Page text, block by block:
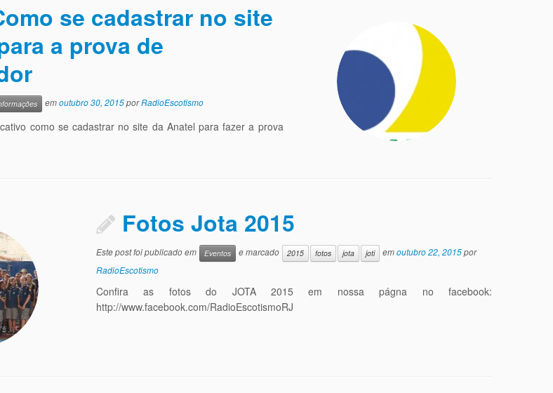
se cadastrar no site
a prova de
emoutubro 30, 2015porRadioEscotismo
como se cadastrar no site da Anatel para fazer a prova
Fotos Jota 2015
Este post foi publicado em Eventos e marcado 2015 fotos jota joti emoutubro 22, 2015por
RadioEscotismo
Confira as fotos do JOTA 2015 em nossa págna no facebook:
http://www.facebook.com/RadioEscotismoRJ